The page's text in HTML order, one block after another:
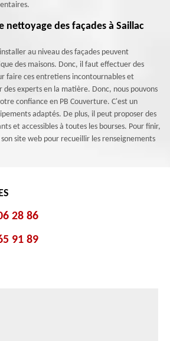
nettoyage des façades à Saillac
au niveau des façades peuvent
des maisons. Donc, il faut effectuer des
faire ces entretiens incontournables et
experts en la matière. Donc, nous pouvons
confiance en PB Couverture. C'est un
adaptés. De plus, il peut proposer des
et accessibles à toutes les bourses. Pour finir,
site web pour recueillir les renseignements
28 86
91 89